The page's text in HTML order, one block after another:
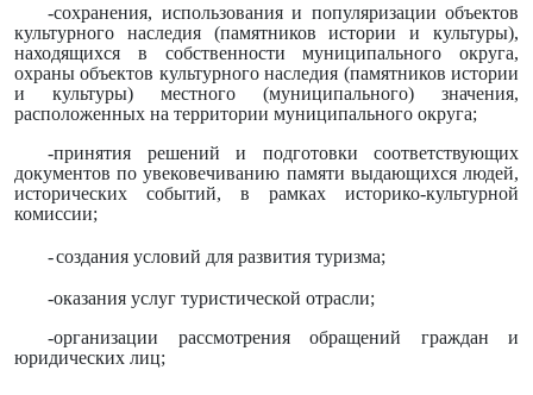
-сохранения, использования и популяризации объектов
культурного наследия (памятников истории и культуры),
находящихся в собственности муниципального округа,
охраны объектов культурного наследия (памятников истории
и культуры) местного (муниципального) значения,
расположенных на территории муниципального округа;
-принятия решений и подготовки соответствующих
документов по увековечиванию памяти выдающихся людей,
исторических событий, в рамках историко-культурной
комиссии;
-создания условий для развития туризма;
-оказания услуг туристической отрасли;
-организации рассмотрения обращений граждан и
юридических лиц;